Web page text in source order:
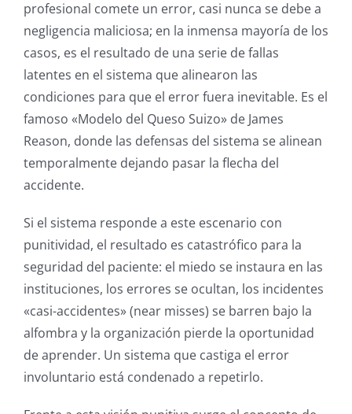
profesional comete un error, casi nunca se debe a
negligencia maliciosa; en la inmensa mayoría de los
casos, es el resultado de una serie de fallas
latentes en el sistema que alinearon las
condiciones para que el error fuera inevitable. Es el
famoso «Modelo del Queso Suizo» de James
Reason, donde las defensas del sistema se alinean
temporalmente dejando pasar la flecha del
accidente.
Si el sistema responde a este escenario con
punitividad, el resultado es catastrófico para la
seguridad del paciente: el miedo se instaura en las
instituciones, los errores se ocultan, los incidentes
«casi-accidentes» (near misses) se barren bajo la
alfombra y la organización pierde la oportunidad
de aprender. Un sistema que castiga el error
involuntario está condenado a repetirlo.